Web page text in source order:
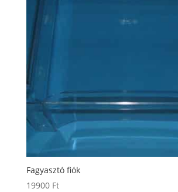
Fagyasztó fiók
19900 Ft